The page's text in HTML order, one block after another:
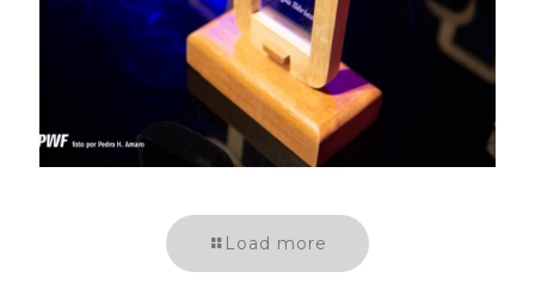
Load more